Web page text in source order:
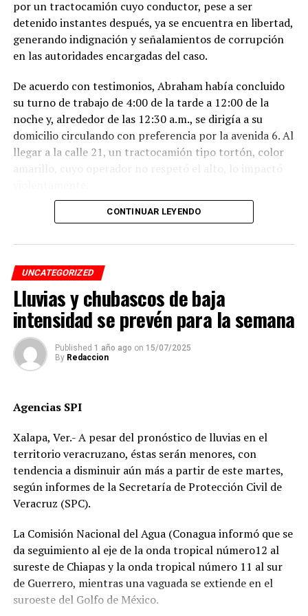
Erik Lira, Pumas
Erick Sánchez, Pachuca
Jairo Torres, Atlas
Alejandro Sendejas, Necaxa
Eduardo Aguirre, Santos
José Juan Macías, Guadalajara
Alexis Vega, Guadalajara
DESPUÉS
Queda en empate y suspenso el Clásico Tapatío
ANTES
City golea a Newcastle
por un tractocamión cuyo conductor, pese a ser
detenido instantes después, ya se encuentra en libertad,
generando indignación y señalamientos de corrupción
en las autoridades encargadas del caso.
De acuerdo con testimonios, Abraham había concluido
su turno de trabajo de 4:00 de la tarde a 12:00 de la
noche y, alrededor de las 12:30 a.m., se dirigía a su
domicilio circulando con preferencia por la avenida 6. Al
llegar a la calle 21, un tractocamión tipo tortón, color
amarillo, cuyo operador no respetó el alto, lo impactó
El conductor, identificado como Adán “N.”, de
fue interceptado por taxistas y jóvenes del Modelogar
en la avenida 12, entre calles 7 y 9, en la colonia Centro,
cuando se dirigía a descargar mercancía en el mercado
Revolución.
Pese a que el presunto responsable fue detenido,
familiares de la víctima denuncian que la investigación
fue manipulada.
de alterar la escena del accidente y orientar el peritaje
liberación del operador del camión.
Además, acusan que las solicitudes de videos de las
cámaras del C4, así como de comercios y viviendas
cercanas, han sido ignoradas o negadas. Testigos
por temor a represalias.
“Hoy fue mi Abraham,
mañana puede ser alguien
CONTINUAR LEYENDO
UNCATEGORIZED
Lluvias y chubascos de baja
intensidad se prevén para la semana
Published 1 año ago on 15/07/2025
By Redaccion
Agencias SPI
Xalapa, Ver.- A pesar del pronóstico de lluvias en el
territorio veracruzano, éstas serán menores, con
tendencia a disminuir aún más a partir de este martes,
según informes de la Secretaría de Protección Civil de
Veracruz (SPC).
La Comisión Nacional del Agua (Conagua informó que se
da seguimiento al eje de la onda tropical número12 al
sureste de Chiapas y la onda tropical número 11 al sur
de Guerrero, mientras una vaguada se extiende en el
suroeste del Golfo de México.